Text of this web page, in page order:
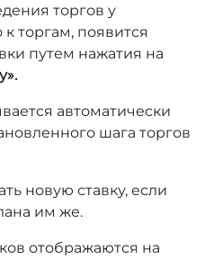
торгов у
торгам, появится
путем нажатия на
автоматически
шага торгов
новую ставку, если
им же.
отображаются на